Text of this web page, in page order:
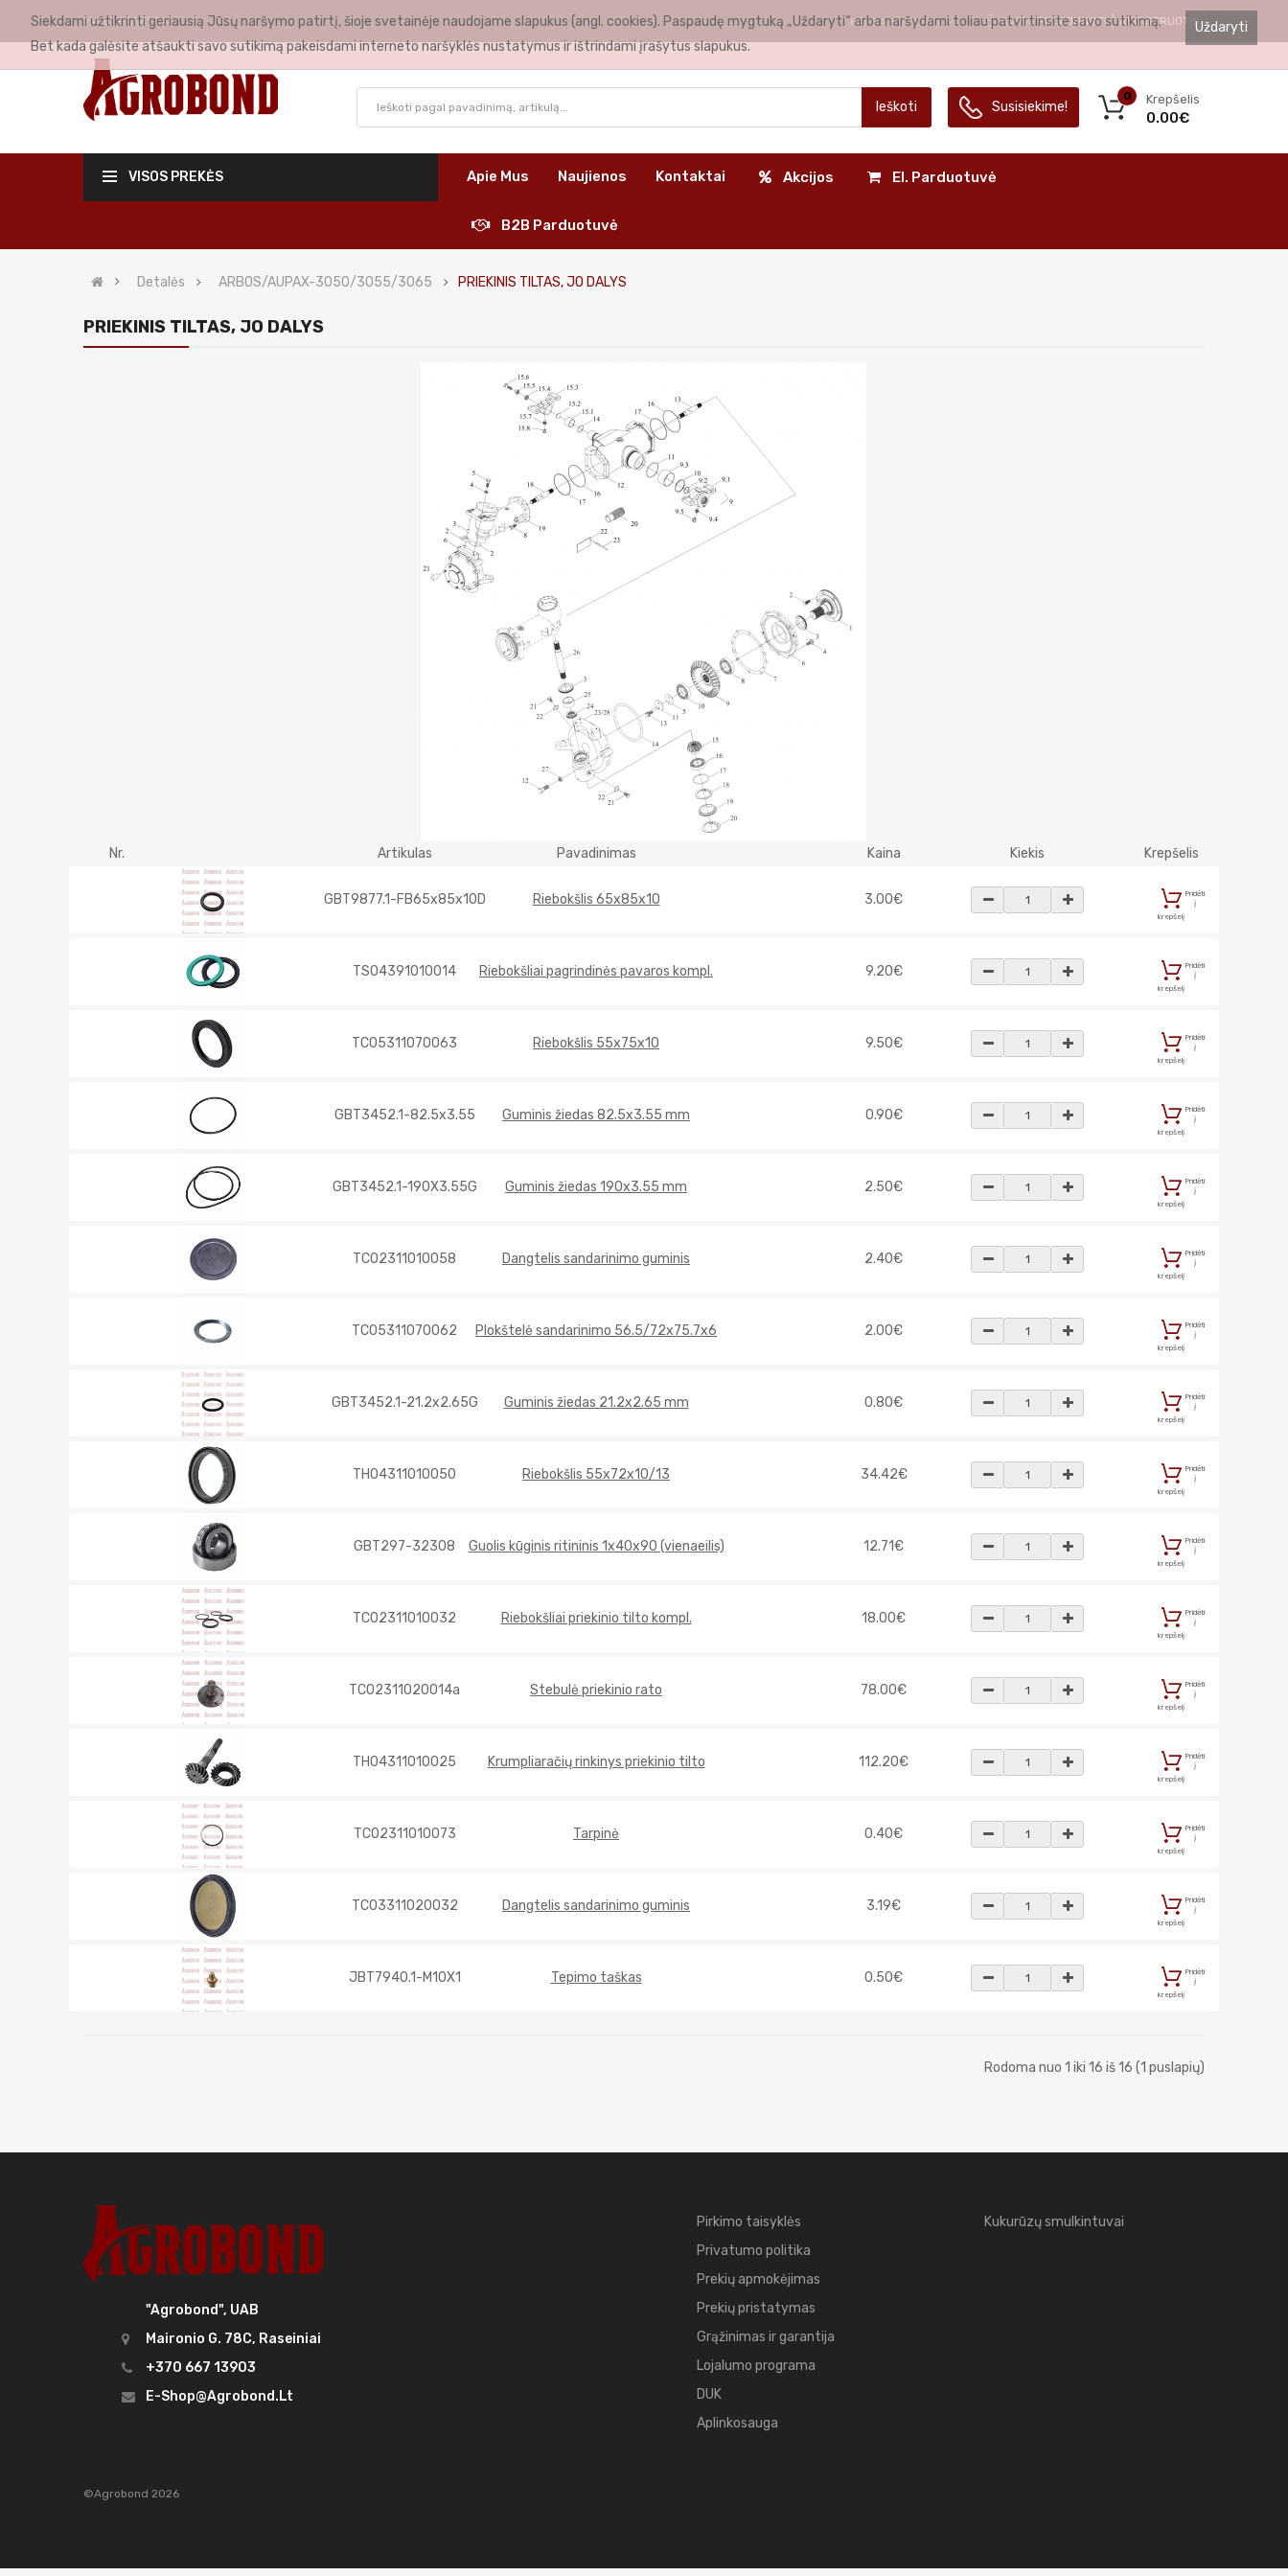
MANO PASKYRA KALBA LIETUVIŲ SVEIKI PRISIJUNGTI REGISTRUOTIS
Ieškoti Krepšelis
0
0.00€
Susisiekime!
VISOS PREKĖS Apie Mus Naujienos Kontaktai Akcijos El. Parduotuvė
B2B Parduotuvė
Detalės ARBOS/AUPAX-3050/3055/3065 PRIEKINIS TILTAS, JO DALYS
PRIEKINIS TILTAS, JO DALYS
Nr. Artikulas Kaina
Pavadinimas Kiekis Krepšelis
GBT9877.1-FB65x85x10D 3.00€
Riebokšlis 65x85x10
Pridėti
į
krepšelį
TS04391010014 9.20€
Riebokšliai pagrindinės pavaros kompl.
Pridėti
į
krepšelį
TC05311070063 9.50€
Riebokšlis 55x75x10
Pridėti
į
krepšelį
GBT3452.1-82.5x3.55 0.90€
Guminis žiedas 82.5x3.55 mm
Pridėti
į
krepšelį
GBT3452.1-190X3.55G 2.50€
Guminis žiedas 190x3.55 mm
Pridėti
į
krepšelį
TC02311010058 2.40€
Dangtelis sandarinimo guminis
Pridėti
į
krepšelį
TC05311070062 2.00€
Plokštelė sandarinimo 56.5/72x75.7x6
Pridėti
į
krepšelį
GBT3452.1-21.2x2.65G 0.80€
Guminis žiedas 21.2x2.65 mm
Pridėti
į
krepšelį
TH04311010050 34.42€
Riebokšlis 55x72x10/13
Pridėti
į
krepšelį
GBT297-32308 12.71€
Guolis kūginis ritininis 1x40x90 (vienaeilis)
Pridėti
į
krepšelį
TC02311010032 18.00€
Riebokšliai priekinio tilto kompl.
Pridėti
į
krepšelį
TC02311020014a 78.00€
Stebulė priekinio rato
Pridėti
į
krepšelį
TH04311010025 112.20€
Krumpliaračių rinkinys priekinio tilto
Pridėti
į
krepšelį
TC02311010073 0.40€
Tarpinė
Pridėti
į
krepšelį
TC03311020032 3.19€
Dangtelis sandarinimo guminis
Pridėti
į
krepšelį
JBT7940.1-M10X1 0.50€
Tepimo taškas
Pridėti
į
krepšelį
Rodoma nuo 1 iki 16 iš 16 (1 puslapių)
"Agrobond", UAB
Maironio G. 78C, Raseiniai
+370 667 13903
E-Shop@agrobond.lt
Pirkimo taisyklės
Privatumo politika
Prekių apmokėjimas
Prekių pristatymas
Grąžinimas ir garantija
Lojalumo programa
DUK
Aplinkosauga
Kukurūzų smulkintuvai
©Agrobond 2026
Uždaryti
Siekdami užtikrinti geriausią Jūsų naršymo patirtį, šioje svetainėje naudojame slapukus (angl. cookies). Paspaudę mygtuką „Uždaryti“ arba naršydami toliau patvirtinsite savo sutikimą.
Bet kada galėsite atšaukti savo sutikimą pakeisdami interneto naršyklės nustatymus ir ištrindami įrašytus slapukus.